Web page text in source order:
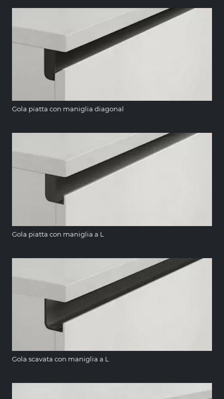
Gola piatta con maniglia diagonal
Gola piatta con maniglia a L
Gola scavata con maniglia a L